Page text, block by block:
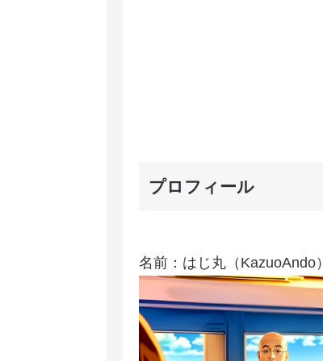
プロフィール
名前：はじ丸（KazuoAndo）